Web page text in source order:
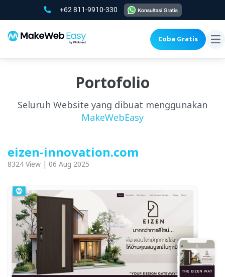
+62 811-9910-330
Coba Gratis
Portofolio
Seluruh Website yang dibuat menggunakan
MakeWebEasy
eizen-innovation.com
8324 View | 06 Aug 2025